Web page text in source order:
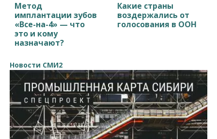
Метод
имплантации зубов
«Все-на-4» — что
это и кому
назначают?
Какие страны
воздержались от
голосования в ООН
Новости СМИ2